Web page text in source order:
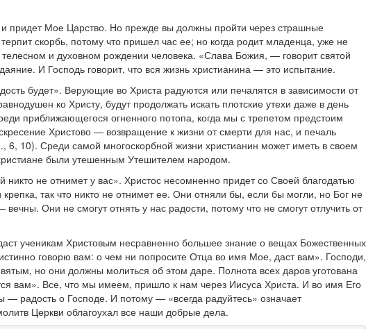
придет Мое Царство. Но прежде вы должны пройти через страшные
скорбь, потому что пришел час ее; но когда родит младенца, уже не
и духовном рождении человека. «Слава Божия, — говорит святой
И Господь говорит, что вся жизнь христианина — это испытание.
будет». Верующие во Христа радуются или печалятся в зависимости от
ко Христу, будут продолжать искать плотские утехи даже в день
приближающегося огненного потопа, когда мы с трепетом предстоим
Христово — возвращение к жизни от смерти для нас, и печаль
6, 10). Среди самой многоскорбной жизни христианин может иметь в своем
были утешенным Утешителем народом.
не отнимет у вас». Христос несомненно придет со Своей благодатью
так что никто не отнимет ее. Они отняли бы, если бы могли, но Бог не
Они не смогут отнять у нас радости, потому что не смогут отлучить от
ученикам Христовым несравненно большее знание о вещах Божественных
говорю вам: о чем ни попросите Отца во имя Мое, даст вам». Господи,
но они должны молиться об этом даре. Полнота всех даров уготована
вам». Все, что мы имеем, пришло к нам через Иисуса Христа. И во имя Его
радость о Господе. И потому — «всегда радуйтесь» означает
Церкви облагоухал все наши добрые дела.